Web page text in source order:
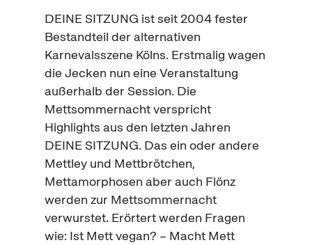
DEINE SITZUNG ist seit 2004 fester
Bestandteil der alternativen
Karnevalsszene Kölns. Erstmalig wagen
die Jecken nun eine Veranstaltung
außerhalb derSession. Die
Mettsommernacht verspricht
Highlights aus den letzten Jahren
DEINE SITZUNG. Das ein oder andere
Mettley und Mettbrötchen,
Mettamorphosen aber auch Flönz
werden zur Mettsommernacht
verwurstet. Erörtert werden Fragen
wie: Ist Mett vegan? – Macht Mett